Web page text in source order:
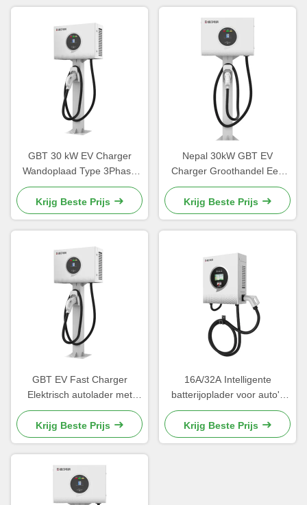
GBT 30 kW EV Charger
Wandoplaad Type 3Phase
Wit OEM LOGO
Oplaadstapel China
Manufacturer
Krijg Beste Prijs
Nepal 30kW GBT EV
Charger Groothandel Een
pistool 5 meter OCPP
Commercieel gebruik
Kathmandu Charging Station
Krijg Beste Prijs
GBT EV Fast Charger
Elektrisch autolader met
aanpasbaar ontwerp en
hoge conversie-efficiëntie
Krijg Beste Prijs
16A/32A Intelligente
batterijoplader voor auto's
met nominale stroom met
RFID-kaart en startmodus
Krijg Beste Prijs